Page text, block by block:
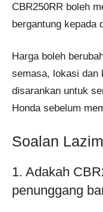
CBR250RR boleh
bergantung kepada
Harga boleh
semasa, lokasi dan
disarankan untuk
Honda sebelum
Soalan Lazim
1. Adakah
penunggang